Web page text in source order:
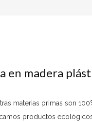
en madera
materias primas son
productos